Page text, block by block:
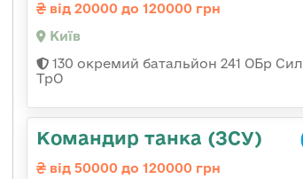
від 20000 до 120000 грн
Київ
130 окремий батальйон 241 ОБр Сил
ТрО
Командир танка (ЗСУ)
від 50000 до 120000 грн